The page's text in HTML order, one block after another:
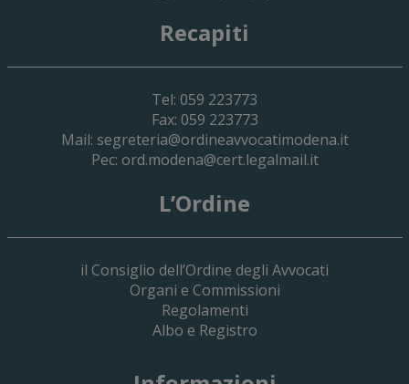
19 Giugno 2026
Recapiti
Tel: 059 223773
Fax: 059 223773
Mail: segreteria@ordineavvocatimodena.it
Pec: ord.modena@cert.legalmail.it
L’Ordine
il Consiglio dell’Ordine degli Avvocati
Organi e Commissioni
Regolamenti
Albo e Registro